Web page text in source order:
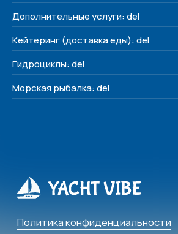
Дополнительные услуги: del
Кейтеринг (доставка еды): del
Гидроциклы: del
Морская рыбалка: del
Соц. сети